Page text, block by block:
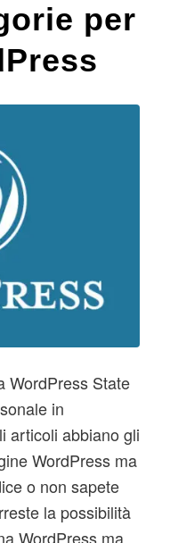
per
WordPress State
in
articoli abbiano gli
WordPress ma
o non sapete
la possibilità
WordPress ma